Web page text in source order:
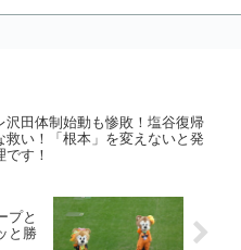
沢田体制始動も惨敗！塩谷復帰
救い！「根本」を変えないと発
です！
プと
と勝